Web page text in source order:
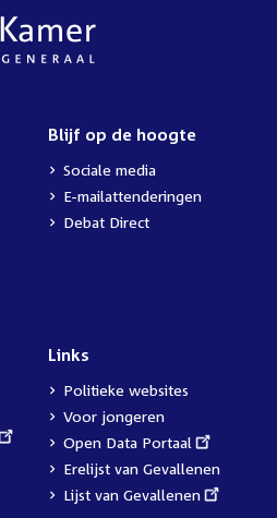
Blijf op de hoogte
Sociale media
E-mailattenderingen
Debat Direct
Links
Politieke websites
Voor jongeren
External
link:
Open Data Portaal
Erelijst van Gevallenen
External
Lijst van Gevallenen